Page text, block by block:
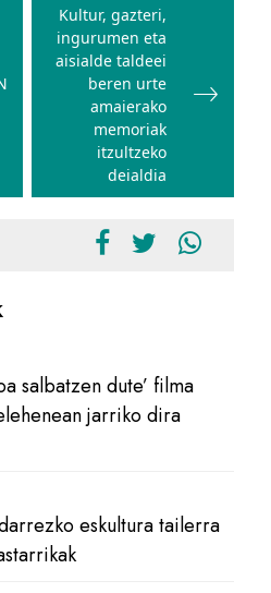
Kultur, gazteri,
ingurumen eta
aisialde taldeei
beren urte
amaierako
memoriak
itzultzeko
deialdia
salbatzen dute’ filma
jarriko dira
eskultura tailerra